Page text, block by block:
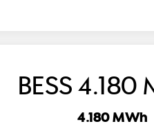
BESS 4.180
4.180 MWh